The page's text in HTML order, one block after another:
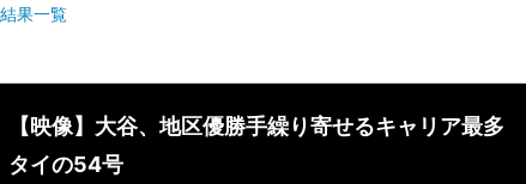
果一覧
【映像】大谷、地区優勝手繰り寄せるキャリア最多
タイの54号